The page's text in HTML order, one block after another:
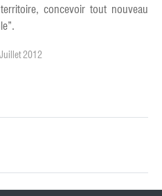
concevoir tout nouveau
2012